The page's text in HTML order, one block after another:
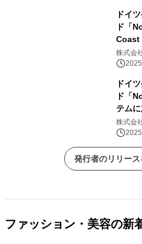
ドイ
ド「
Coast
開始
彩りを
株式会
ドイ
ド「
テム
「ツー
ライセ
株式会
発行者のリリー
ファッション・美容の新